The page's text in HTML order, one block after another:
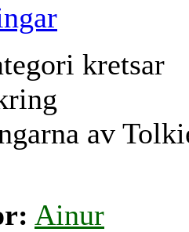
kretsar
av
Ainur